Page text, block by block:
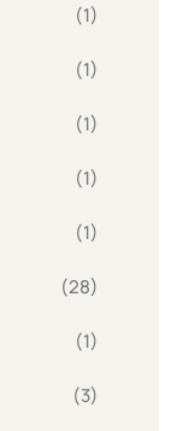
(1)
(1)
(1)
(1)
(1)
(28)
(1)
(3)